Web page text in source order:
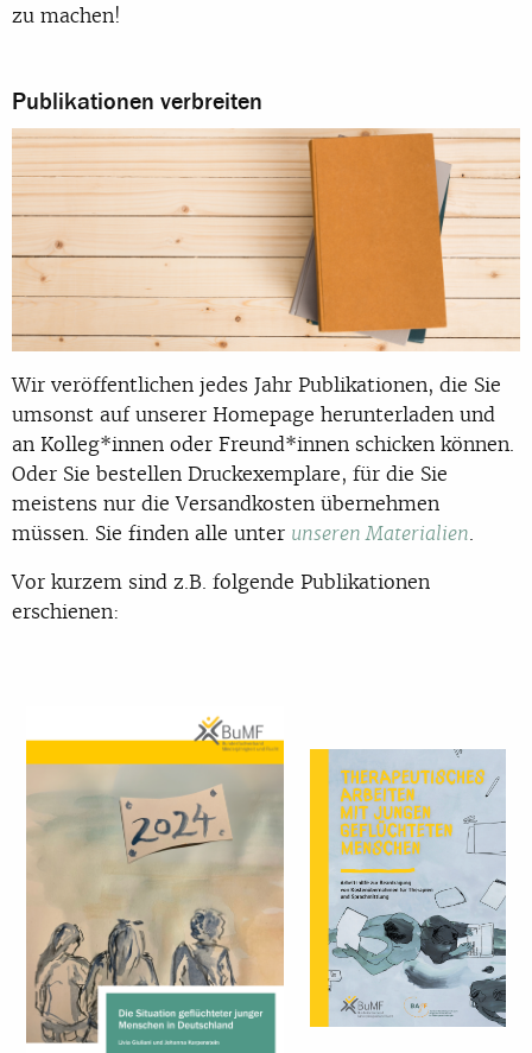
zu machen!
Publikationen verbreiten
Wir veröffentlichen jedes Jahr Publikationen, die Sie
umsonst auf unserer Homepage herunterladen und
an Kolleg*innen oder Freund*innen schicken können.
Oder Sie bestellen Druckexemplare, für die Sie
meistens nur die Versandkosten übernehmen
müssen. Sie finden alle unter unseren Materialien.
Vor kurzem sind z.B. folgende Publikationen
erschienen: